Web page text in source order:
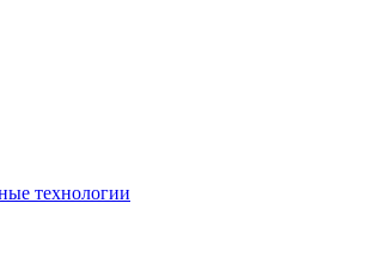
технологии